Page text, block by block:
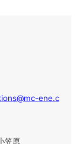
ene.c
笠原